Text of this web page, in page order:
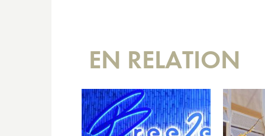
EN RELATION